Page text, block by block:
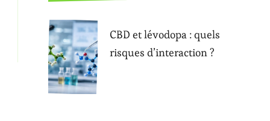
CBD et lévodopa : quels
risques d’interaction ?